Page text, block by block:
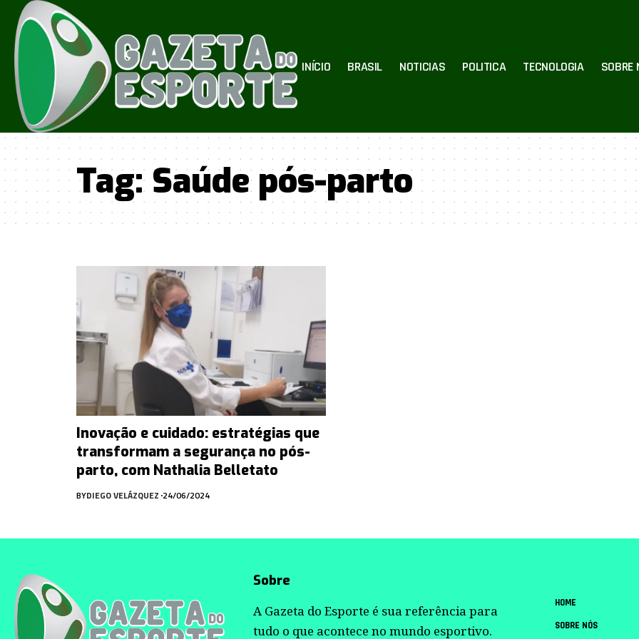
INÍCIO BRASIL NOTICIAS POLITICA TECNOLOGIA SOBRE
Tag:Saúde pós-parto
Inovação e cuidado: estratégias que
transformam a segurança no pós-
parto, com Nathalia Belletato
BYDIEGO VELÁZQUEZ 24/06/2024
Sobre
A Gazeta do Esporte é sua referência para
tudo o que acontece no mundo esportivo.
HOME
SOBRE NÓS